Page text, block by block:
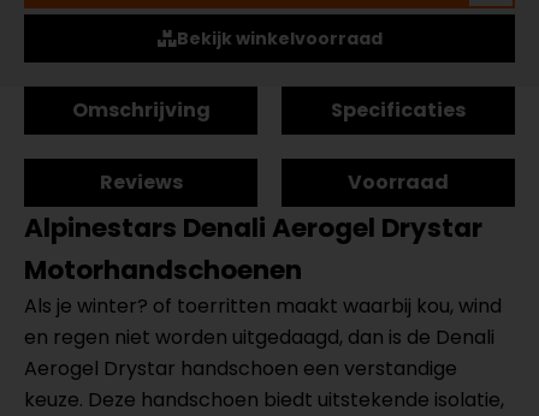
Bekijk winkelvoorraad
Omschrijving Specificaties
Reviews Voorraad
Alpinestars Denali Aerogel Drystar
Motorhandschoenen
Als je winter? of toerritten maakt waarbij kou, wind
en regen niet worden uitgedaagd, dan is de Denali
Aerogel Drystar handschoen een verstandige
keuze. Deze handschoen biedt uitstekende isolatie,